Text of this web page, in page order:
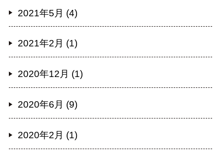
2021年5月 (4)
2021年2月 (1)
2020年12月 (1)
2020年6月 (9)
2020年2月 (1)